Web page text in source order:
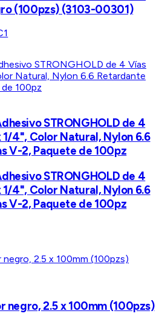
(100pzs) (3103-00301)
STRONGHOLD de 4
4", Color Natural, Nylon 6.6
V-2, Paquete de 100pz
STRONGHOLD de 4
4", Color Natural, Nylon 6.6
V-2, Paquete de 100pz
negro, 2.5 x 100mm (100pzs)